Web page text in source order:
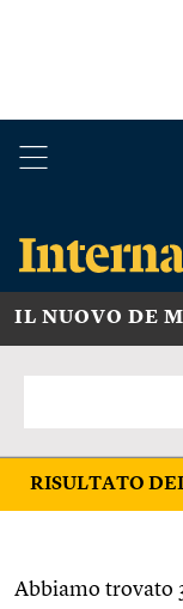
IL NUOVO DE
RISULTATO
Abbiamo trovato